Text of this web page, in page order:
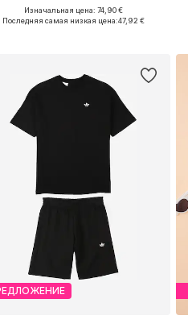
Доступно множество размеров
Изначальная цена: 74,90 €
Последняя самая низкая цена:47,92 €